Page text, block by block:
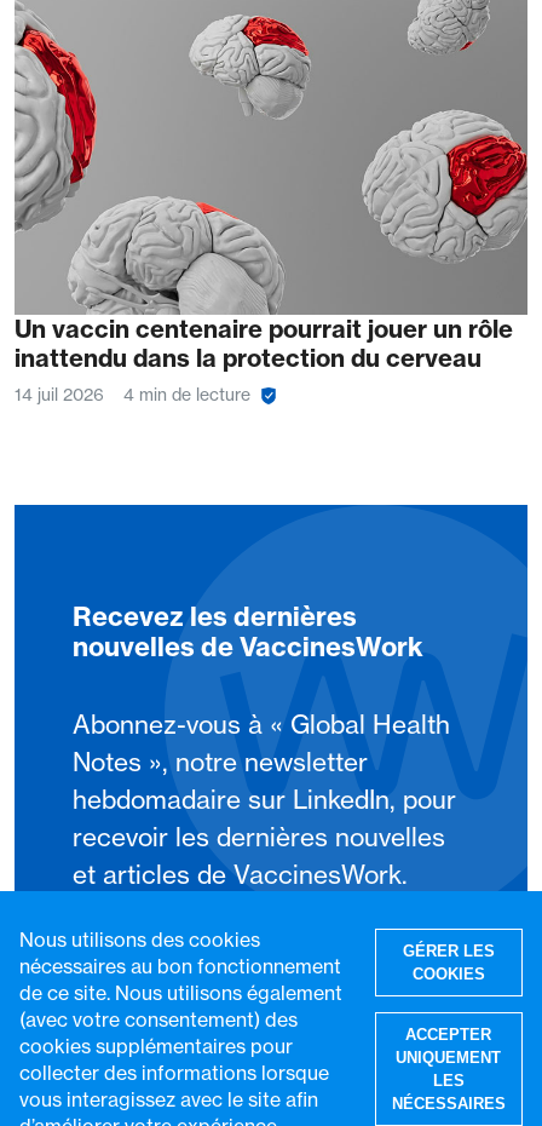
Un vaccin centenaire pourrait jouer un rôle
inattendu dans la protection du cerveau
14 juil 2026 4 min de lecture
Recevez les dernières
nouvelles de VaccinesWork
Abonnez-vous à « Global Health
Notes », notre newsletter
hebdomadaire sur LinkedIn, pour
recevoir les dernières nouvelles
et articles de VaccinesWork.
S'abonner
Nous utilisons des cookies
nécessaires au bon fonctionnement
de ce site. Nous utilisons également
(avec votre consentement) des
cookies supplémentaires pour
collecter des informations lorsque
vous interagissez avec le site afin
GÉRER LES
COOKIES
ACCEPTER
UNIQUEMENT
LES
NÉCESSAIRES